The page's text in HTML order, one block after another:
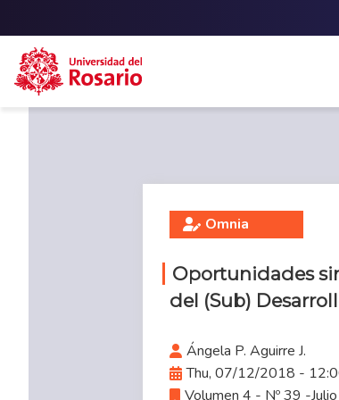
Omnia
Oportunidades
del (Sub)
Ángela P. Aguirre J.
Thu, 07/12/2018 -
Volumen 4 - Nº 39 -Julio